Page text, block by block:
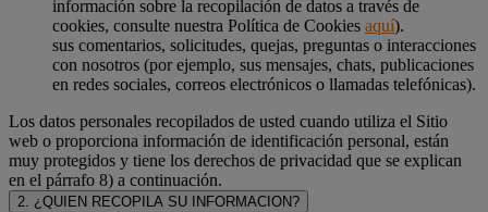
información sobre la recopilación de datos a través de
cookies, consulte nuestra Política de Cookies aquí).
sus comentarios, solicitudes, quejas, preguntas o interacciones
con nosotros (por ejemplo, sus mensajes, chats, publicaciones
en redes sociales, correos electrónicos o llamadas telefónicas).
Los datos personales recopilados de usted cuando utiliza el Sitio
web o proporciona información de identificación personal, están
muy protegidos y tiene los derechos de privacidad que se explican
en el párrafo 8) a continuación.
2. ¿QUIEN RECOPILA SU INFORMACION?